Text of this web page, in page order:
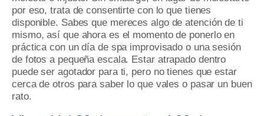
por eso, trata de consentirte con lo que tienes
disponible. Sabes que mereces algo de atención de ti
mismo, así que ahora es el momento de ponerlo en
práctica con un día de spa improvisado o una sesión
de fotos a pequeña escala. Estar atrapado dentro
puede ser agotador para ti, pero no tienes que estar
cerca de otros para saber lo que vales o pasar un buen
rato.